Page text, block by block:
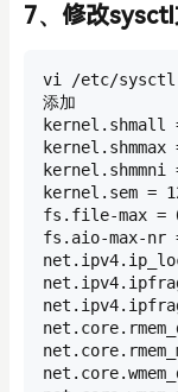
7、修改
vi /etc/
添加
kernel.shmall
kernel.shmmax
kernel.shmmni
kernel.sem =
fs.file-max =
fs.aio-max-nr